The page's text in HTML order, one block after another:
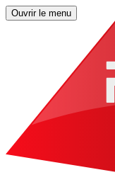
Ouvrir le menu